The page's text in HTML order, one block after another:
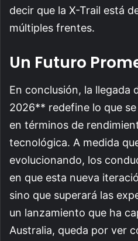
decir que la X-Trail está
múltiples frentes.
Un Futuro
En conclusión, la llegada
2026** redefine lo que
en términos de
tecnológica. A medida
evolucionando, los
en que esta nueva
sino que superará las
un lanzamiento que ha
Australia, queda por ver